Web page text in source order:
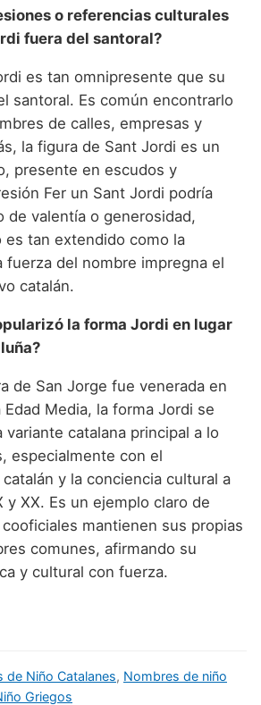
o referencias culturales
fuera del santoral?
es tan omnipresente que su
santoral. Es común encontrarlo
de calles, empresas y
la figura de Sant Jordi es un
presente en escudos y
Fer un Sant Jordi podría
de valentía o generosidad,
es tan extendido como la
fuerza del nombre impregna el
catalán.
la forma Jordi en lugar
de San Jorge fue venerada en
Edad Media, la forma Jordi se
catalana principal a lo
especialmente con el
y la conciencia cultural a
y XX. Es un ejemplo claro de
mantienen sus propias
comunes, afirmando su
y cultural con fuerza.
de Niño Catalanes, Nombres de niño
Griegos